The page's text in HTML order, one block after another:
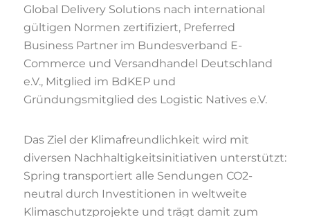
Global Delivery Solutions nach international
gültigen Normen zertifiziert, Preferred
Business Partner im Bundesverband E-
Commerce und Versandhandel Deutschland
e.V., Mitglied im BdKEP und
Gründungsmitglied des Logistic Natives e.V.
Das Ziel der Klimafreundlichkeit wird mit
diversen Nachhaltigkeitsinitiativen unterstützt:
Spring transportiert alle Sendungen CO2-
neutral durch Investitionen in weltweite
Klimaschutzprojekte und trägt damit zum